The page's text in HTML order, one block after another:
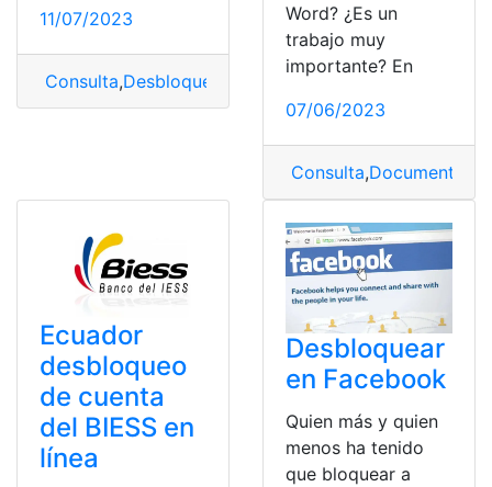
11/07/2023
Consulta,Desbloquear Facebook lista Lista negra
Word? ¿Es un
trabajo muy
importante? En
07/06/2023
Consulta,Documento
Ecuador
desbloqueo
de cuenta
del BIESS en
línea
Desbloquear
en Facebook
Quien más y quien
menos ha tenido
que bloquear a